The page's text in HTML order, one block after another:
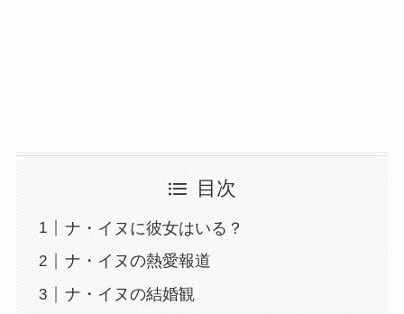
目次
ナ・イヌに彼女はいる？
ナ・イヌの熱愛報道
ナ・イヌの結婚観